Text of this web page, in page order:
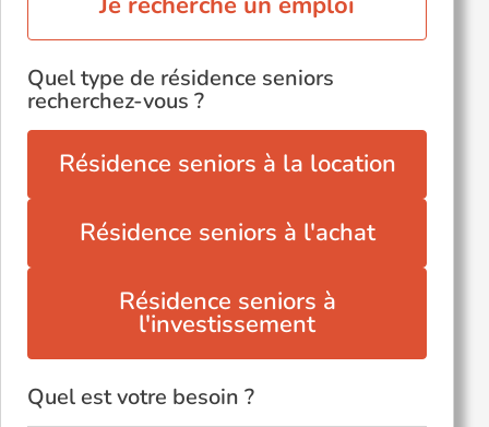
Quel type de résidence seniors
recherchez-vous ?
Résidence seniors à la location
Résidence seniors à l'achat
Résidence seniors à
l'investissement
Quel est votre besoin ?